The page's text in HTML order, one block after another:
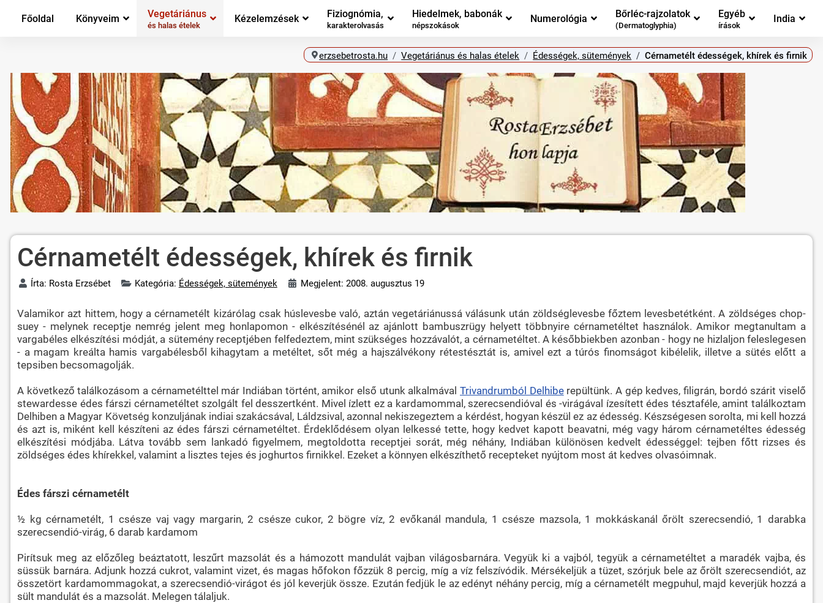
Főoldal Könyveim Vegetáriánus
és halas ételek
Kézelemzések Fiziognómia,
karakterolvasás
Hiedelmek, babonák
népszokások
Numerológia Bőrléc-rajzolatok
(Dermatoglyphia)
Egyéb
írások
India
erzsebetrosta.hu Vegetáriánus és halas ételek Édességek, sütemények Cérnametélt édességek, khírek és firnik
Cérnametélt édességek, khírek és firnik
Írta: Rosta Erzsébet Kategória: Édességek, sütemények Megjelent: 2008. augusztus 19
Valamikor azt hittem, hogy a cérnametélt kizárólag csak húslevesbe való, aztán vegetáriánussá válásunk után zöldséglevesbe főztem levesbetétként. A zöldséges chop-
suey - melynek receptje nemrég jelent meg honlapomon - elkészítésénél az ajánlott bambuszrügy helyett többnyire cérnametéltet használok. Amikor megtanultam a
vargabéles elkészítési módját, a sütemény receptjében felfedeztem, mint szükséges hozzávalót, a cérnametéltet. A későbbiekben azonban - hogy ne hizlaljon feleslegesen
- a magam kreálta hamis vargabélesből kihagytam a metéltet, sőt még a hajszálvékony rétestésztát is, amivel ezt a túrós finomságot kibélelik, illetve a sütés előtt a
tepsiben becsomagolják.
A következő találkozásom a cérnametélttel már Indiában történt, amikor első utunk alkalmávalTrivandrumból Delhiberepültünk. A gép kedves, filigrán, bordó szárit viselő
stewardesse édes fárszi cérnametéltet szolgált fel desszertként. Mivel ízlett ez a kardamommal, szerecsendióval és -virágával ízesített édes tésztaféle, amint találkoztam
Delhiben a Magyar Követség konzuljának indiai szakácsával, Láldzsival, azonnal nekiszegeztem a kérdést, hogyan készül ez az édesség. Készségesen sorolta, mi kell hozzá
és azt is, miként kell készíteni az édes fárszi cérnametéltet. Érdeklődésem olyan lelkessé tette, hogy kedvet kapott beavatni, még vagy három cérnametéltes édesség
elkészítési módjába. Látva tovább sem lankadó figyelmem, megtoldotta receptjei sorát, még néhány, Indiában különösen kedvelt édességgel: tejben főtt rizses és
zöldséges édes khírekkel, valamint a lisztes tejes és joghurtos firnikkel. Ezeket a könnyen elkészíthető recepteket nyújtom most át kedves olvasóimnak.
Édes fárszi cérnametélt
½ kg cérnametélt, 1 csésze vaj vagy margarin, 2 csésze cukor, 2 bögre víz, 2 evőkanál mandula, 1 csésze mazsola, 1 mokkáskanál őrölt szerecsendió, 1 darabka
szerecsendió-virág, 6 darab kardamom
Pirítsuk meg az előzőleg beáztatott, leszűrt mazsolát és a hámozott mandulát vajban világosbarnára. Vegyük ki a vajból, tegyük a cérnametéltet a maradék vajba, és
süssük barnára. Adjunk hozzá cukrot, valamint vizet, és magas hőfokon főzzük 8 percig, míg a víz felszívódik. Mérsékeljük a tüzet, szórjuk bele az őrölt szerecsendiót, az
összetört kardamommagokat, a szerecsendió-virágot és jól keverjük össze. Ezután fedjük le az edényt néhány percig, míg a cérnametélt megpuhul, majd keverjük hozzá a
sült mandulát és a mazsolát. Melegen tálaljuk.